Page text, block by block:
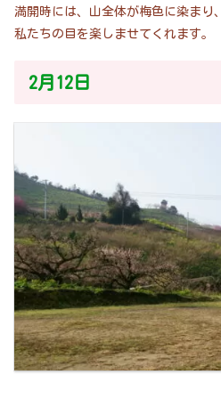
満開時には、山全体が梅色に染まり、
私たちの目を楽しませてくれます。
2月12日